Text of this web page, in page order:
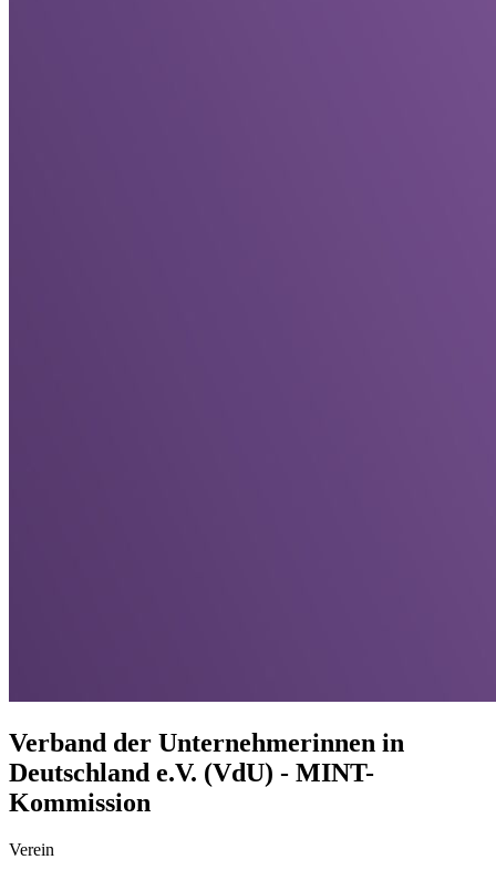
Verband der Unternehmerinnen in
Deutschland e.V. (VdU) - MINT-
Kommission
Verein